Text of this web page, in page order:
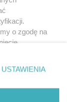
o zgodę na
prywatności
zgody
takiemu
USTAWIENIA